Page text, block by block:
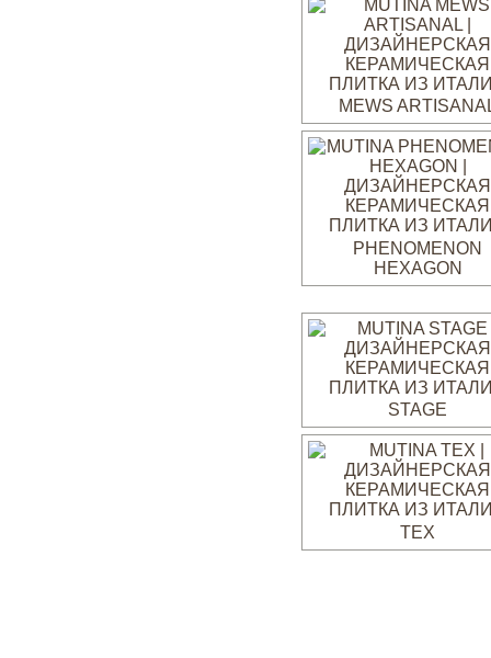
MEWS
PHENOMENON
HEXAGON
STAGE
TEX